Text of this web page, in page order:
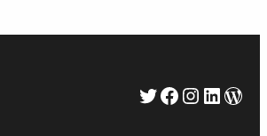
Twitter
Facebook